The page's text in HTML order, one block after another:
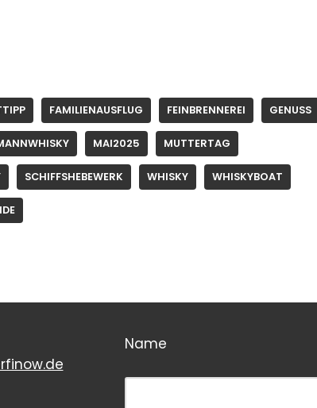
FAMILIENAUSFLUG FEINBRENNEREI GENUSS
MAI2025 MUTTERTAG
SCHIFFSHEBEWERK WHISKY WHISKYBOAT
Name